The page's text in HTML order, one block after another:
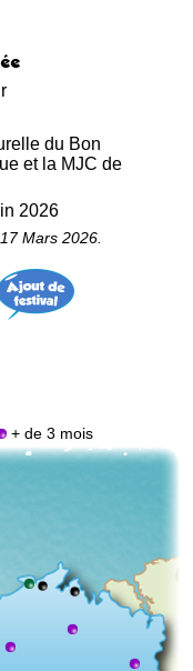
du Bon
et la MJC de
2026
Mars 2026.
+ de 3 mois